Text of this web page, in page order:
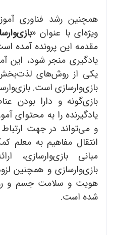
همچنین رشد فناوری
ویژه‌ای با عنوان «
مقدمه این پرونده آمده
یادگیری منجر شود، این
یکی از روش‌های لذت‌بخش
بازی‌وارسازی است.
بازی‌گونه و دارا بودن
یادگیرنده را به
و می‌تواند در جهت ارتباط
انتقال مفاهیم به معلم
مبانی بازی‌وارسازی،
بازی‌وارسازی و همچنین
هویت و سلامت جسم و
شده است.